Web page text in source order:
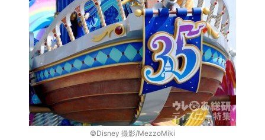
©Disney 撮影/MezzoMiki